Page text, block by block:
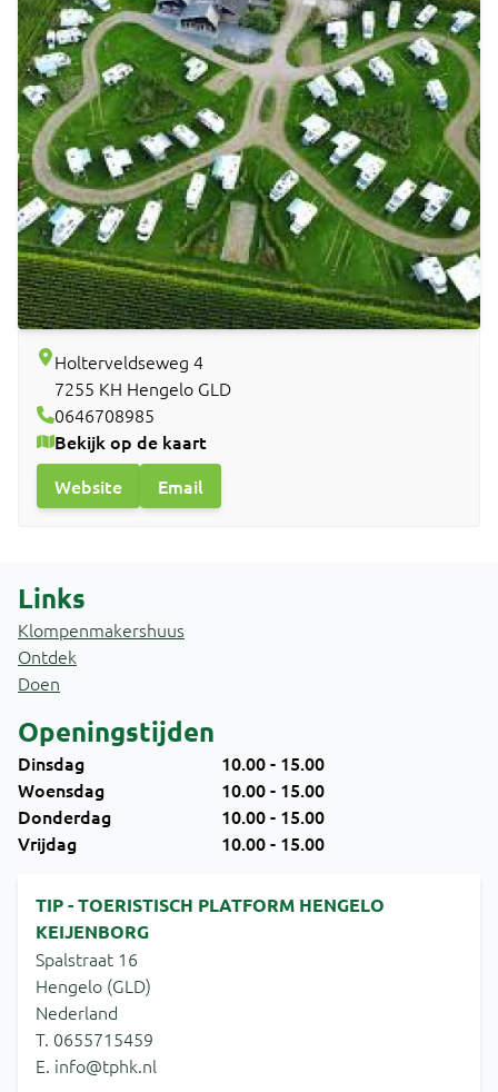
Holterveldseweg 4
7255 KH Hengelo GLD
0646708985
Bekijk op de kaart
Website
Email
Links
Klompenmakershuus
Ontdek
Doen
Openingstijden
Dinsdag
10.00 - 15.00
Woensdag
10.00 - 15.00
Donderdag
10.00 - 15.00
Vrijdag
10.00 - 15.00
TIP - TOERISTISCH PLATFORM HENGELO
KEIJENBORG
Spalstraat 16
Hengelo (GLD)
Nederland
T. 0655715459
E. info@tphk.nl